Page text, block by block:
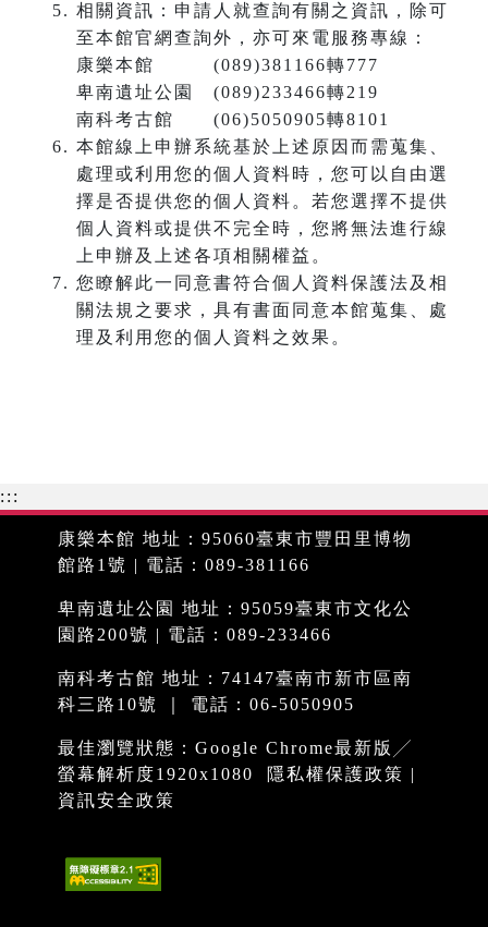
相關資訊：申請人就查詢有關之資訊，除可
至本館官網查詢外，亦可來電服務專線：
康樂本館 (089)381166轉777
卑南遺址公園 (089)233466轉219
南科考古館 (06)5050905轉8101
本館線上申辦系統基於上述原因而需蒐集、
處理或利用您的個人資料時，您可以自由選
擇是否提供您的個人資料。若您選擇不提供
個人資料或提供不完全時，您將無法進行線
上申辦及上述各項相關權益。
您瞭解此一同意書符合個人資料保護法及相
關法規之要求，具有書面同意本館蒐集、處
理及利用您的個人資料之效果。
:::
康樂本館 地址：95060臺東市豐田里博物
館路1號 | 電話：089-381166
卑南遺址公園 地址：95059臺東市文化公
園路200號 | 電話：089-233466
南科考古館 地址：74147臺南市新市區南
科三路10號 ｜ 電話：06-5050905
最佳瀏覽狀態：Google Chrome最新版╱
螢幕解析度1920x1080
隱私權保護政策 |
資訊安全政策